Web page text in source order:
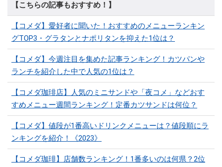
【こちらの記事もおすすめ！】
【コメダ】愛好者に聞いた！おすすめのメニューランキン
グTOP3・グラタンとナポリタンを抑えた1位は？
【コメダ】今週注目を集めた記事ランキング！カツパンや
ランチを紹介した中で人気の1位は？
【コメダ珈琲店】人気のミニサンドや「夜コメ」などおす
すめメニュー週間ランキング！定番カツサンドは何位？
【コメダ】値段が1番高いドリンクメニューは？値段順にラ
ンキングを紹介！《2023》
【コメダ珈琲】店舗数ランキング！1番多いのは何県？2位